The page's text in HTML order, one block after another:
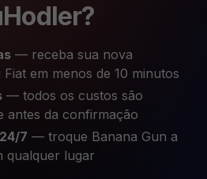
— receba sua nova
em menos de 10 minutos
— todos os custos são
antes da confirmação
7 — troque Banana Gun a
qualquer lugar